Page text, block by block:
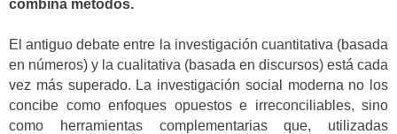
combina métodos.
El antiguo debate entre la investigación cuantitativa (basada
en números) y la cualitativa (basada en discursos) está cada
vez más superado. La investigación social moderna no los
concibe como enfoques opuestos e irreconciliables, sino
como herramientas complementarias que, utilizadas